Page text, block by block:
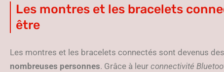
Les montres et les bracelets
être
Les montres et les bracelets connectés sont devenus des
nombreuses personnes. Grâce à leur connectivité